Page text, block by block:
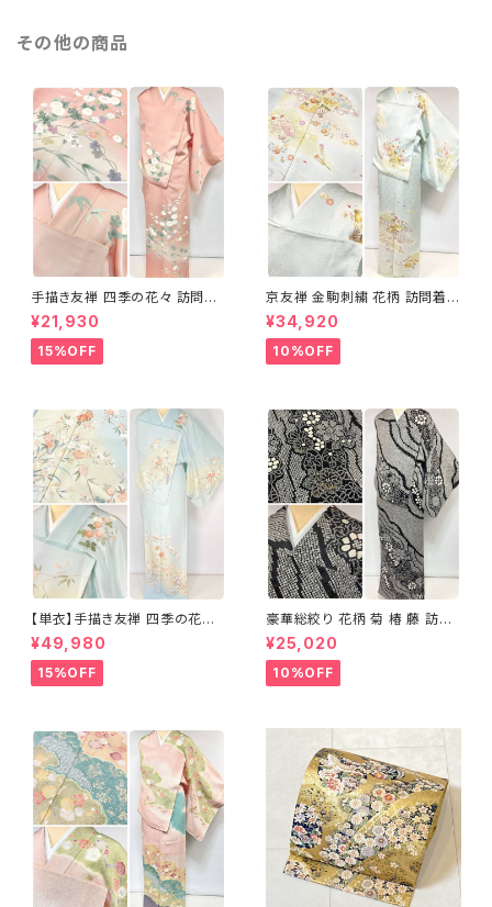
その他の商品
手描き友禅 四季の花々 訪問着
袷 正絹 サーモンピンク クリー
ム 白 桃花色 1434
¥21,930
15%OFF
京友禅 金駒刺繍 花柄 訪問着
正絹 水色 黄緑 パステルカラー
アイスグリーン 1433
¥34,920
10%OFF
【単衣】手描き友禅 四季の花々
正絹 訪問着 水色 黄緑 白 パス
テルカラー 1431
¥49,980
15%OFF
豪華総絞り 花柄 菊 椿 藤 訪問
着 鹿の子絞り ラメ 正絹 黒 白
グレー 1435
¥25,020
10%OFF